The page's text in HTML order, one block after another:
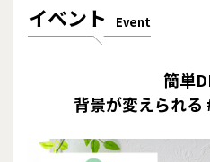
イベント Event
簡単
背景が変えられる